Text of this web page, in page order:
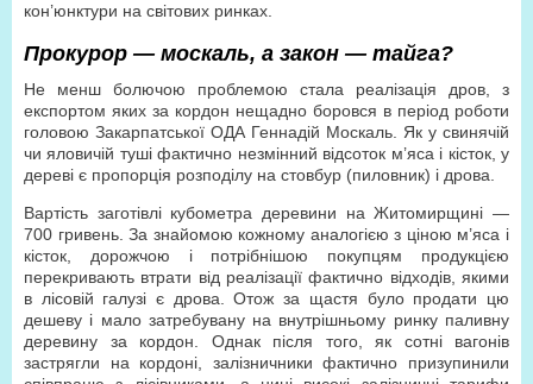
кон’юнктури на світових ринках.
Прокурор — москаль, а закон — тайга?
Не менш болючою проблемою стала реалізація дров, з
експортом яких за кордон нещадно боровся в період роботи
головою Закарпатської ОДА Геннадій Москаль. Як у свинячій
чи яловичій туші фактично незмінний відсоток м’яса і кісток, у
дереві є пропорція розподілу на стовбур (пиловник) і дрова.
Вартість заготівлі кубометра деревини на Житомирщині —
700 гривень. За знайомою кожному аналогією з ціною м’яса і
кісток, дорожчою і потрібнішою покупцям продукцією
перекривають втрати від реалізації фактично відходів, якими
в лісовій галузі є дрова. Отож за щастя було продати цю
дешеву і мало затребувану на внутрішньому ринку паливну
деревину за кордон. Однак після того, як сотні вагонів
застрягли на кордоні, залізничники фактично призупинили